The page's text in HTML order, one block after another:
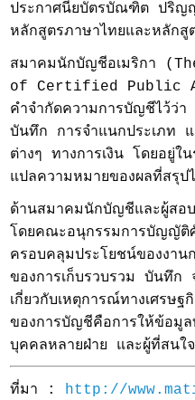
ประกาศนียบัตรบัณฑิต ปริญ
หลักสูตรภาษาไทยและหลักสู
สมาคมนักบัญชีอเมริกา
of Certified Public
คำจำกัดความการบัญชีไว้ว่า
บันทึก การจำแนกประเภท
ต่างๆ ทางการเงิน โดยอยู่ใ
แปลความหมายของผลที่สรุป
ด้านสมาคมนักบัญชีและผู้สอ
โดยคณะอนุกรรมการบัญญัติ
ครอบคลุมประโยชน์ของงา
ของการเก็บรวบรวม บันทึ
เกี่ยวกับเหตุการณ์ทางเศรษ
ของการบัญชีคือการให้ข้อมูล
บุคคลหลายฝ่าย และผู้ที่สนใ
ที่มา : http://